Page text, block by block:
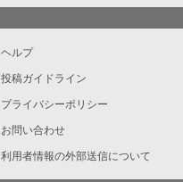
ヘルプ
投稿ガイドライン
プライバシーポリシー
お問い合わせ
利用者情報の外部送信について